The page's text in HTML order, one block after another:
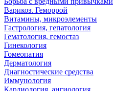
Варикоз. Геморрой
Витамины, микроэлементы
Гастрология, гепатология
Гематология, гемостаз
Гинекология
Гомеопатия
Дерматология
Диагностические средства
Иммунология
Кардиология, ангиология